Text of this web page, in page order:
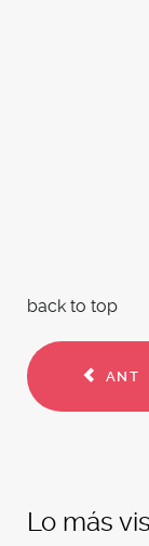
back to top
ANT
Lo más